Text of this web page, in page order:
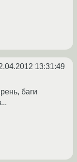
13:31:49
баги